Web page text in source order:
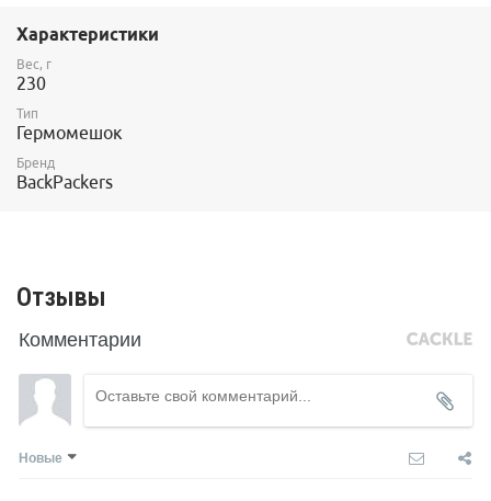
* Размер: 21х53 см.
Объем: 13 л
Характеристики
Вес, г
230
Тип
Гермомешок
Бренд
BackPackers
Отзывы
Комментарии
Новые